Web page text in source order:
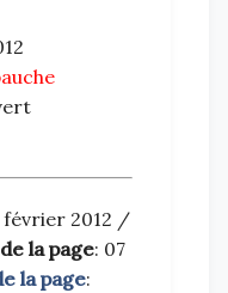
février 2012 /
la page: 07
la page: